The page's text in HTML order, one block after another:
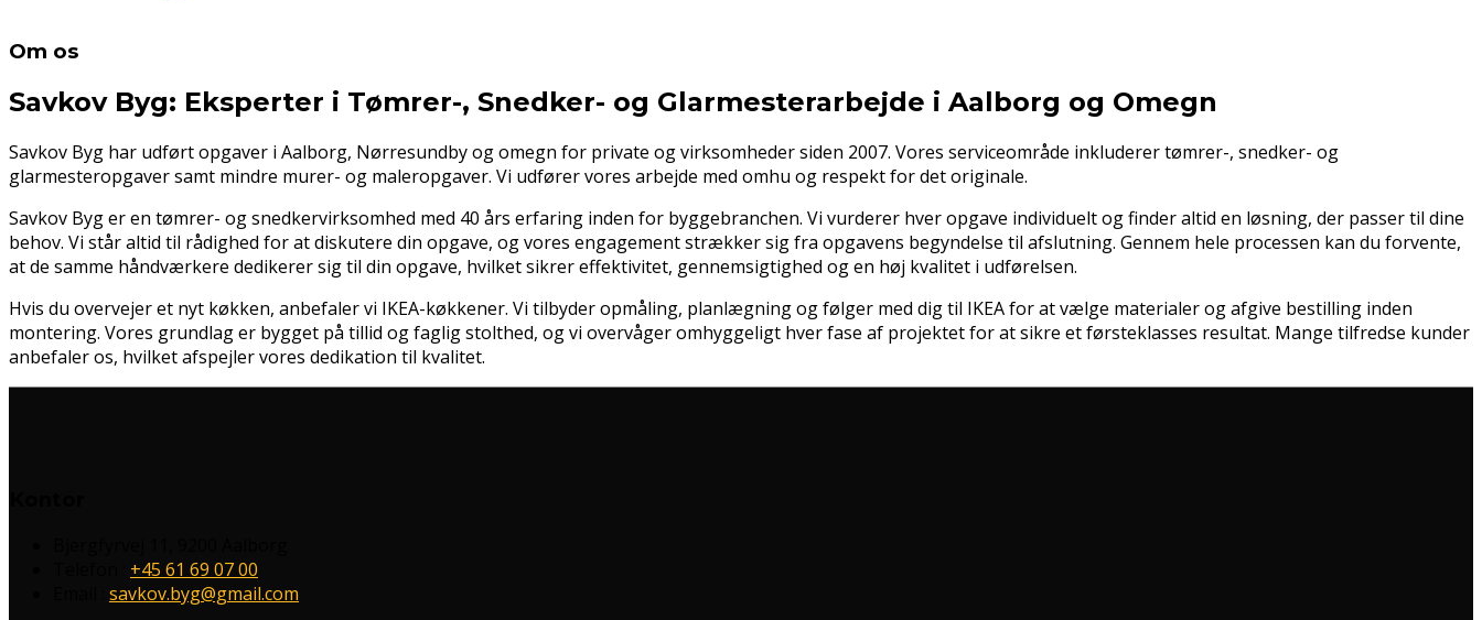
Om os
Savkov Byg: Eksperter i Tømrer-, Snedker- og Glarmesterarbejde i Aalborg og Omegn
Savkov Byg har udført opgaver i Aalborg, Nørresundby og omegn for private og virksomheder siden 2007. Vores serviceområde inkluderer tømrer-, snedker- og
glarmesteropgaver samt mindre murer- og maleropgaver. Vi udfører vores arbejde med omhu og respekt for det originale.
Savkov Byg er en tømrer- og snedkervirksomhed med 40 års erfaring inden for byggebranchen. Vi vurderer hver opgave individuelt og finder altid en løsning, der passer til dine
behov. Vi står altid til rådighed for at diskutere din opgave, og vores engagement strækker sig fra opgavens begyndelse til afslutning. Gennem hele processen kan du forvente,
at de samme håndværkere dedikerer sig til din opgave, hvilket sikrer effektivitet, gennemsigtighed og en høj kvalitet i udførelsen.
Hvis du overvejer et nyt køkken, anbefaler vi IKEA-køkkener. Vi tilbyder opmåling, planlægning og følger med dig til IKEA for at vælge materialer og afgive bestilling inden
montering. Vores grundlag er bygget på tillid og faglig stolthed, og vi overvåger omhyggeligt hver fase af projektet for at sikre et førsteklasses resultat. Mange tilfredse kunder
anbefaler os, hvilket afspejler vores dedikation til kvalitet.
+45 61 69 07 00
savkov.byg@gmail.com